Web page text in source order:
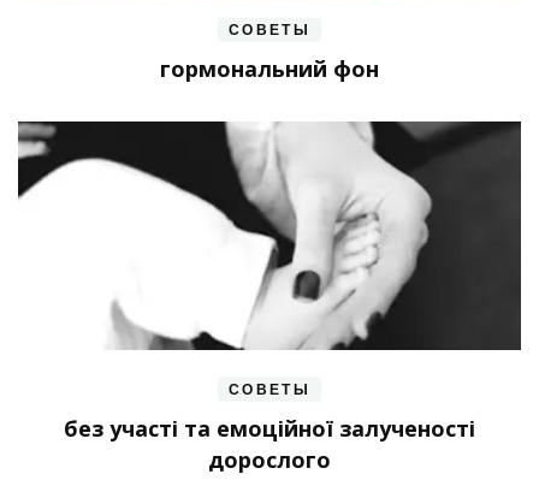
СОВЕТЫ
гормональний фон
СОВЕТЫ
без участі та емоційної залученості
дорослого